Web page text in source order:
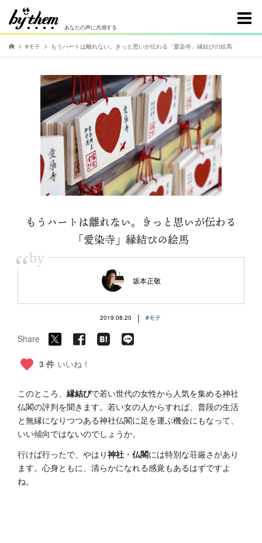
あなたの声に共感する
#モテ もうハートは離れない。きっと思いが伝わる「愛染寺」縁結びの絵馬
もうハートは離れない。きっと思いが伝わる
「愛染寺」縁結びの絵馬
“by
坂本正敬
2019.08.20 | #モテ
Share
3 件 いいね！
このところ、 縁結びで若い世代の女性から人気を集める神社
仏閣の評判を聞きます。若い女の人からすれば、普段の生活
と無縁になりつつある神社仏閣に足を運ぶ機会にもなって、
いい傾向ではないのでしょうか。
行けば行ったで、やはり神社 ・ 仏閣には特別な荘厳さがあり
ます。心身ともに、清らかになれる感覚もあるはずですよ
ね。